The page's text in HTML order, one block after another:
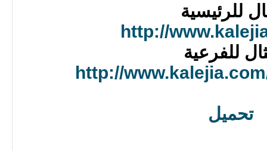
للرئيسية
http://
للفرعية
http://
تحميل